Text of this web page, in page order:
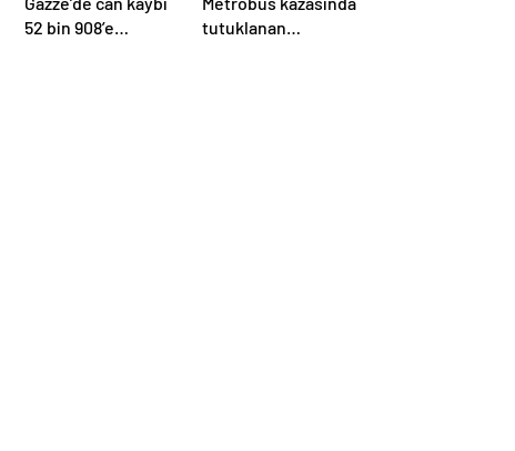
52 bin 908’e
tutuklanan